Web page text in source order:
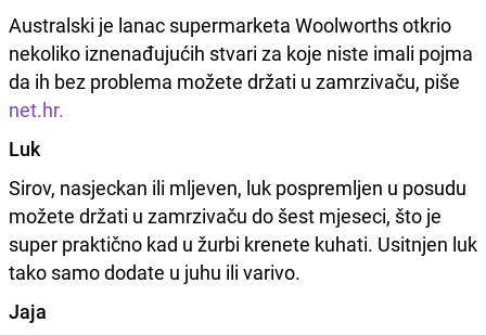
Australski je lanac supermarketa Woolworths otkrio
nekoliko iznenađujućih stvari za koje niste imali pojma
da ih bez problema možete držati u zamrzivaču, piše
net.hr.
Luk
Sirov, nasjeckan ili mljeven, luk pospremljen u posudu
možete držati u zamrzivaču do šest mjeseci, što je
super praktično kad u žurbi krenete kuhati. Usitnjen luk
tako samo dodate u juhu ili varivo.
Jaja